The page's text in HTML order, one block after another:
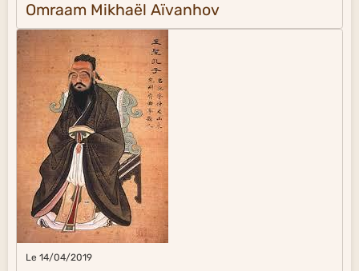
Omraam Mikhaël Aïvanhov
Le 14/04/2019